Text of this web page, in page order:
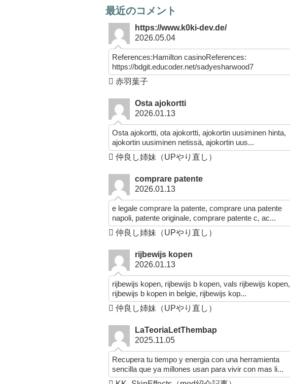
最近のコメント
https://www.k0ki-dev.de/
2026.05.04
References:Hamilton casinoReferences:
https://bdgit.educoder.net/sadyesharwood7
赤羽葉子
Osta ajokortti
2026.01.13
Osta ajokortti, ota ajokortti, ajokortin uusiminen hinta,
ajokortin uusiminen netissä, ajokortin uus...
仲良し姉妹（UPやり直し）
comprare patente
2026.01.13
e legale comprare la patente, comprare una patente
napoli, patente originale, comprare patente c, ac...
仲良し姉妹（UPやり直し）
rijbewijs kopen
2026.01.13
rijbewijs kopen, rijbewijs b kopen, vals rijbewijs kopen,
rijbewijs b kopen in belgie, rijbewijs kop...
仲良し姉妹（UPやり直し）
LaTeoriaLetThembap
2025.11.05
Recupera tu tiempo y energia con una herramienta
sencilla que ya millones usan para vivir con mas li...